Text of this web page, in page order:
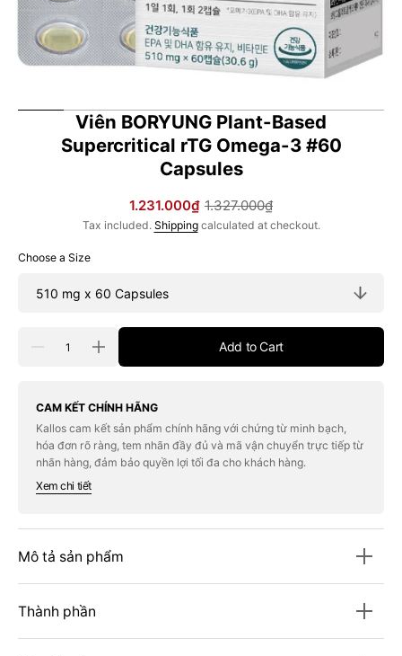
Viên BORYUNG Plant-Based
Supercritical rTG Omega-3 #60
Capsules
Sale
price
1.231.000₫
Regular
price
1.327.000₫
Tax included. Shippingcalculated at checkout.
Choose a Size
Decrease
BORYUNG
Based
Supercritical
rTG
3
Increase
quantity
BORYUNG
Based
Supercritical
rTG
Add to Cart
CAM KẾT CHÍNH HÃNG
Kallos cam kết sản phẩm chính hãng với chứng từ minh bạch,
hóa đơn rõ ràng, tem nhãn đầy đủ và mã vận chuyển trực tiếp từ
nhãn hàng, đảm bảo quyền lợi tối đa cho khách hàng.
Xem chi tiết
Mô tả sản phẩm
Thành phần